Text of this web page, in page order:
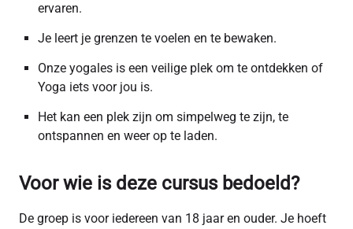
ervaren.
Je leert je grenzen te voelen en te bewaken.
Onze yogales is een veilige plek om te ontdekken of
Yoga iets voor jou is.
Het kan een plek zijn om simpelweg te zijn, te
ontspannen en weer op te laden.
Voor wie is deze cursus bedoeld?
De groep is voor iedereen van 18 jaar en ouder. Je hoeft